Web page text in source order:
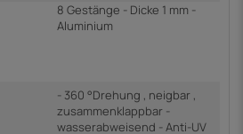
8 Gestänge - Dicke 1 mm -
Aluminium
- 360 °Drehung , neigbar ,
zusammenklappbar -
wasserabweisend - Anti-UV